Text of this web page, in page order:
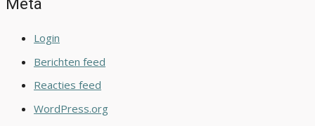
Meta
Login
Berichten feed
Reacties feed
WordPress.org